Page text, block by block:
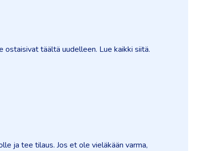
täältä uudelleen. Lue kaikki siitä.
ja tee tilaus. Jos et ole vieläkään varma,